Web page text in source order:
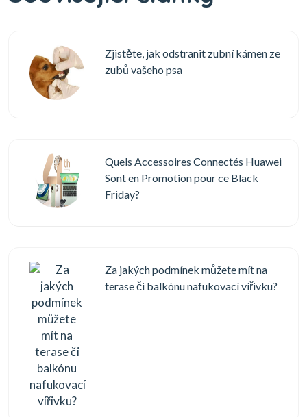
Zjistěte, jak odstranit zubní kámen ze
zubů vašeho psa
Quels Accessoires Connectés Huawei
Sont en Promotion pour ce Black
Friday?
Za jakých podmínek můžete mít na
terase či balkónu nafukovací vířivku?